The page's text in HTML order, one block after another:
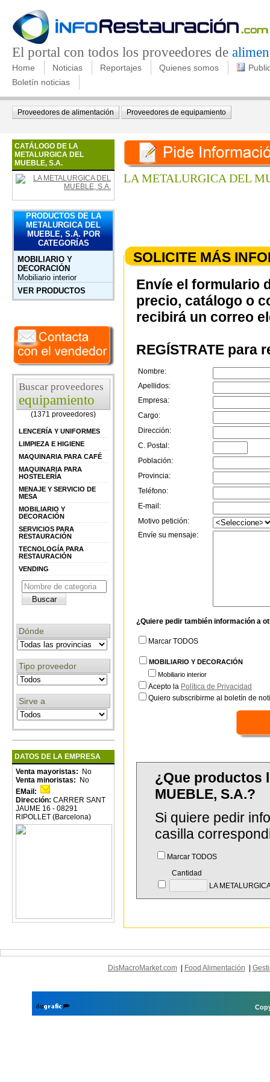
El portal con todos los proveedores de
Home Noticias Reportajes Quienes somos
Boletín noticias
Proveedores de alimentación Proveedores de equipamiento
CATÁLOGO DE LA
METALURGICA DEL
MUEBLE, S.A.
PRODUCTOS DE LA
METALURGICA DEL
MUEBLE, S.A. POR
CATEGORÍAS
MOBILIARIO Y
DECORACIÓN
Mobiliario interior
VER PRODUCTOS
Buscar proveedores
equipamiento
(1371 proveedores)
LENCERÍA Y UNIFORMES
LIMPIEZA E HIGIENE
MAQUINARIA PARA CAFÉ
MAQUINARIA PARA
HOSTELERÍA
MENAJE Y SERVICIO DE
MESA
MOBILIARIO Y
DECORACIÓN
SERVICIOS PARA
RESTAURACIÓN
TECNOLOGÍA PARA
RESTAURACIÓN
VENDING
Dónde
Tipo proveedor
Sirve a
DATOS DE LA EMPRESA
Venta mayoristas:
No
Venta minoristas:
No
EMail:
Dirección: CARRER SANT
JAUME 16 - 08291
RIPOLLET (Barcelona)
LA METALURGICA DEL
SOLICITE MÁS
Envíe el formulario
precio, catálogo o
recibirá un correo
REGÍSTRATE para
Nombre:
Apellidos:
Empresa:
Cargo:
Dirección:
C. Postal:
Población:
Provincia:
Teléfono:
E-mail:
Motivo petición:
Envíe su mensaje:
¿Quiere pedir también información a
Marcar TODOS
MOBILIARIO Y DECORACIÓN
Mobiliario interior
Acepto la Política de Privacidad
Quiero subscribirme al boletín de
¿Que productos
MUEBLE, S.A.?
Si quiere pedir
casilla
Marcar TODOS
Cantidad
LA
DisMacroMarket.com| Food Alimentación